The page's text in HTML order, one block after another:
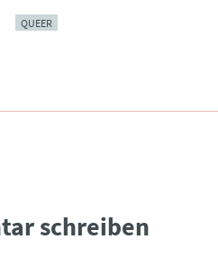
QUEER
schreiben